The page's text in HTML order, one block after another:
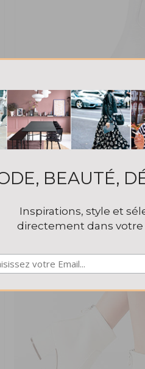
Bottines Jeffrey
BEAUTÉ,
Inspirations, style et
directement dans votre